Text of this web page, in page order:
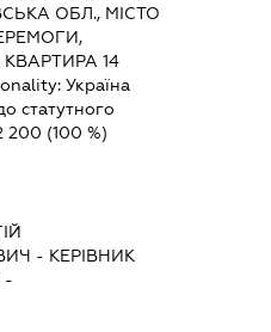
ОБЛ., МІСТО
КВАРТИРА 14
Україна
статутного
200 (100 %)
- КЕРІВНИК
-